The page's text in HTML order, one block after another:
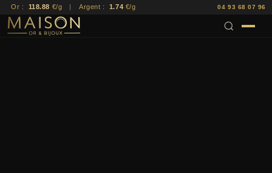
Or : 118.88 €/g | Argent : 1.74 €/g 04 93 68 07 96